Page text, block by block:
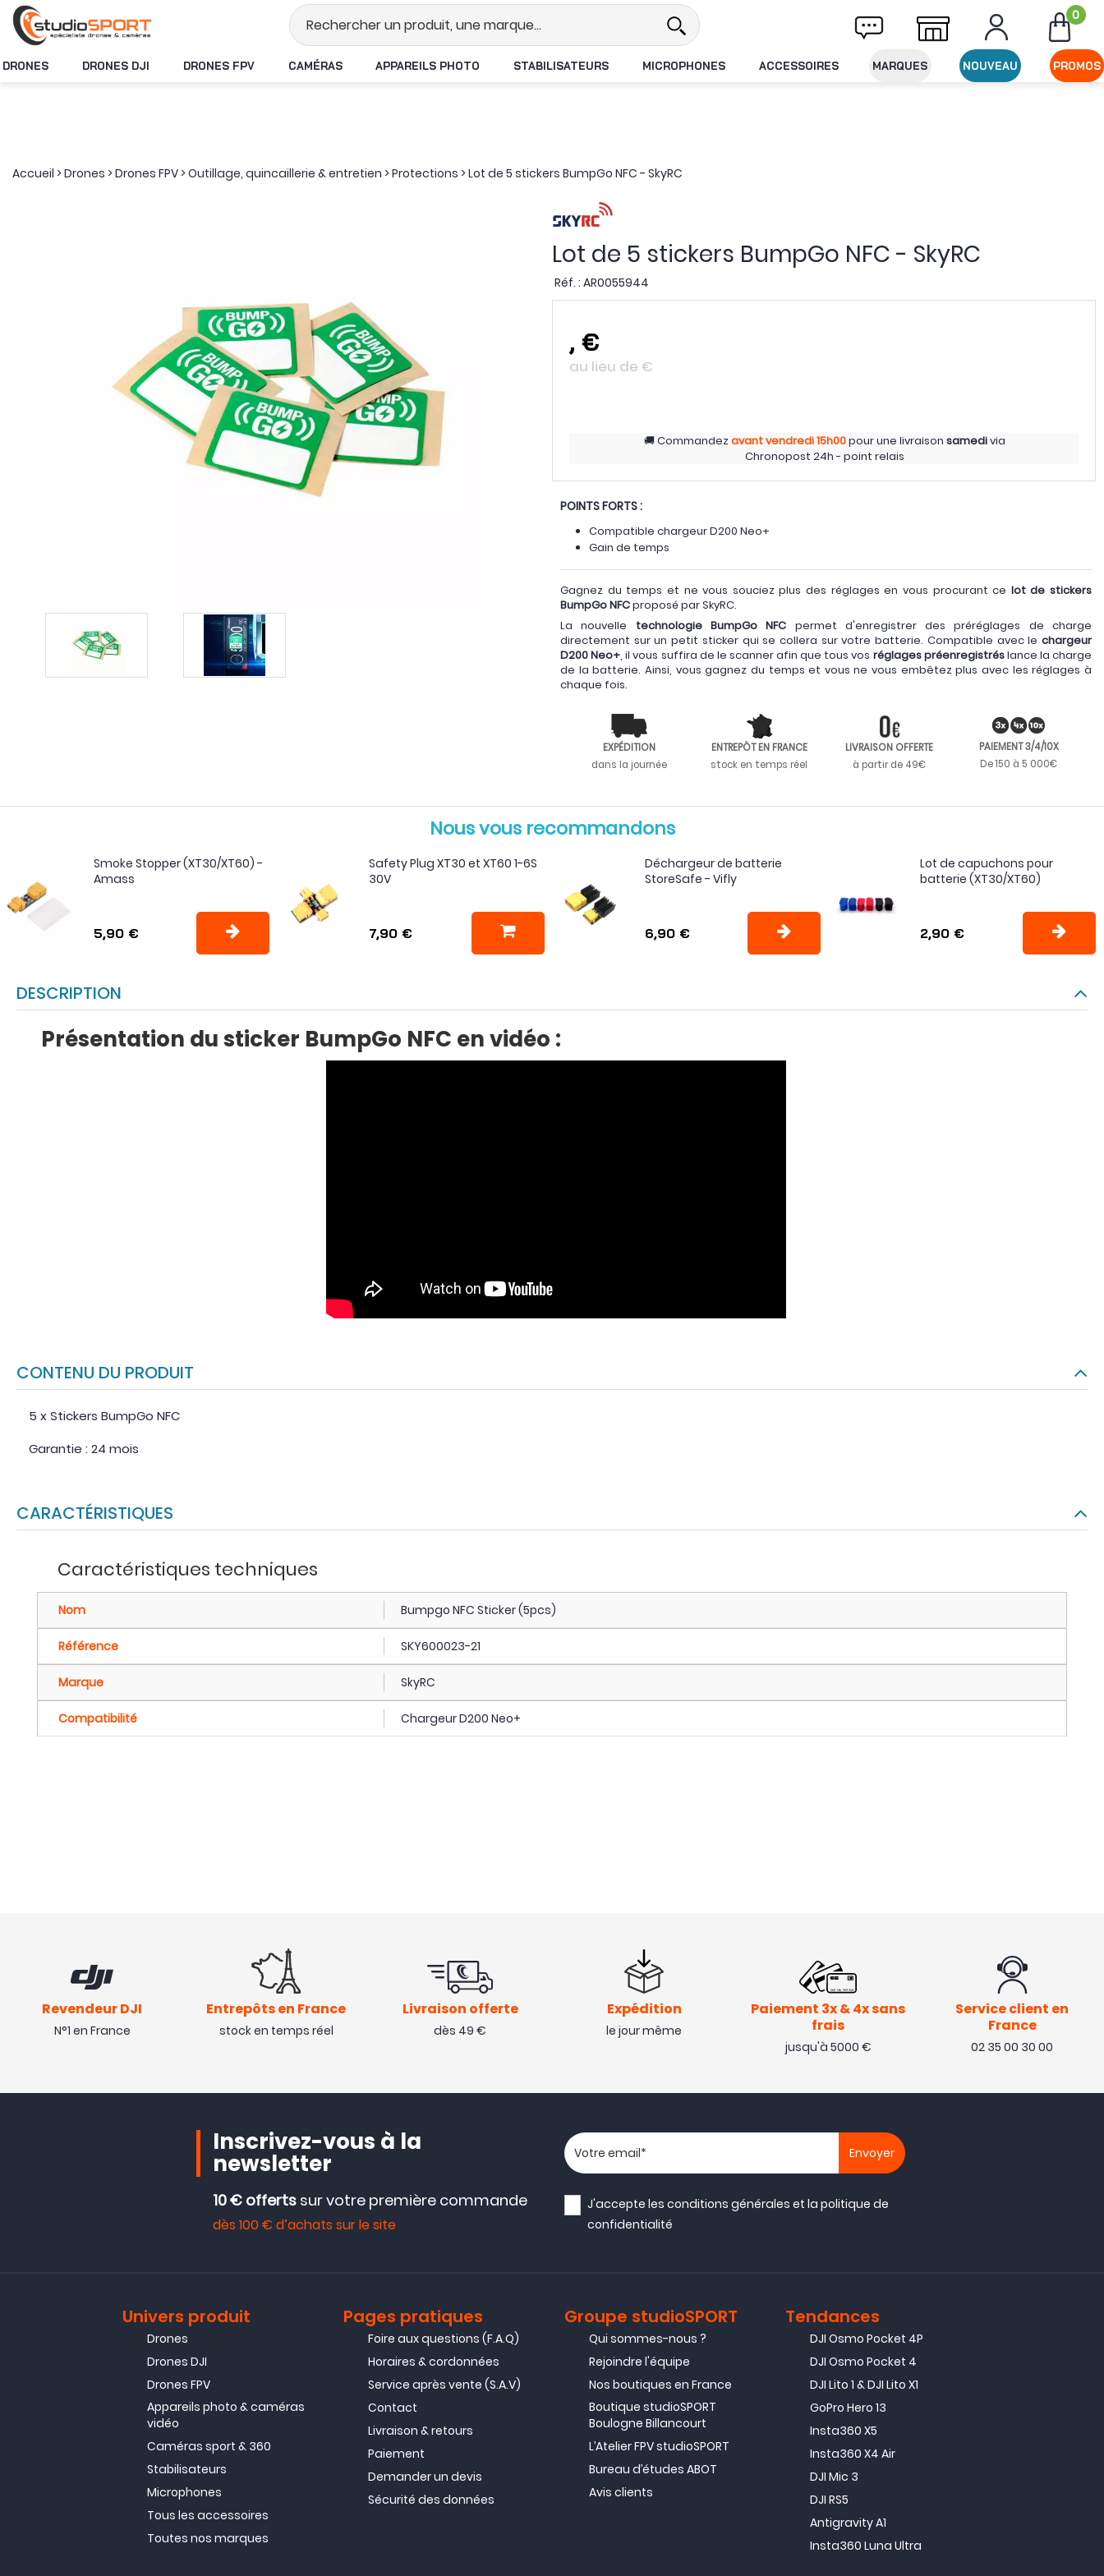
Stock en temps réel Livraison offerte dès 49€ d'achat 0
DRONES DRONES DJI DRONES FPV CAMÉRAS APPAREILS PHOTO STABILISATEURS MICROPHONES ACCESSOIRES MARQUES NOUVEAU PROMOS
Accueil >Drones >Drones FPV>Outillage, quincaillerie & entretien >Protections >Lot de 5 stickers BumpGo NFC - SkyRC
Lot de 5 stickers BumpGo NFC - SkyRC
Réf. : AR0055944
, €
au lieu de €
Commandezavant vendredi15h00pour une livraison samedivia
Chronopost 24h - point relais
POINTS FORTS :
Compatible chargeur D200 Neo+
Gain de temps
Gagnez du temps et ne vous souciez plus des réglages en vous procurant ce lot de stickers
BumpGo NFCproposé par SkyRC.
La nouvelle technologie BumpGo NFC permet d'enregistrer des préréglages de charge
directement sur un petit sticker qui se collera sur votre batterie. Compatible avec le chargeur
D200 Neo+ , il vous suffira de le scanner afin que tous vos réglages préenregistréslance la charge
de la batterie. Ainsi, vous gagnez du temps et vous ne vous embêtez plus avec les réglages à
chaque fois.
EXPÉDITION
dans la journée
ENTREPÔT EN FRANCE
stock en temps réel
LIVRAISON OFFERTE
à partir de 49€
PAIEMENT 3/4/10X
De 150 à 5 000€
Nous vous recommandons
Smoke Stopper (XT30/XT60) -
Amass
5,90 €
Safety Plug XT30 et XT60 1-6S
30V
7,90 €
Déchargeur de batterie
StoreSafe - Vifly
6,90 €
Lot de capuchons pour
batterie (XT30/XT60)
2,90 €
DESCRIPTION
Présentation du sticker BumpGo NFC en vidéo :
CONTENU DU PRODUIT
5 x Stickers BumpGo NFC
Garantie : 24 mois
CARACTÉRISTIQUES
Caractéristiques techniques
Nom Bumpgo NFC Sticker (5pcs)
Référence SKY600023-21
Marque SkyRC
Compatibilité Chargeur D200 Neo+
Revendeur DJI
N°1 en France
Entrepôts en France
stock en temps réel
Livraison offerte
dès 49 €
Expédition
le jour même
Paiement 3x & 4x sans
frais
jusqu'à 5000 €
Service client en
France
02 35 00 30 00
Inscrivez-vous à la
newsletter
10 € offerts sur votre première commande
dès 100 € d’achats sur le site
Votre adresse email
J'accepte lesconditions générales et lapolitique de
confidentialité
Univers produit
Drones
Drones DJI
Drones FPV
Appareils photo & caméras
vidéo
Caméras sport & 360
Stabilisateurs
Microphones
Tous les accessoires
Toutes nos marques
Pages pratiques
Foire aux questions (F.A.Q)
Horaires & cordonnées
Service après vente (S.A.V)
Contact
Livraison & retours
Paiement
Demander un devis
Sécurité des données
Groupe studioSPORT
Qui sommes-nous ?
Rejoindre l'équipe
Nos boutiques en France
Boutique studioSPORT
Boulogne Billancourt
L’Atelier FPV studioSPORT
Bureau d’études ABOT
Avis clients
Tendances
DJI Osmo Pocket 4P
DJI Osmo Pocket 4
DJI Lito 1 & DJI Lito X1
GoPro Hero 13
Insta360 X5
Insta360 X4 Air
DJI Mic 3
DJI RS5
Antigravity A1
Insta360 Luna Ultra